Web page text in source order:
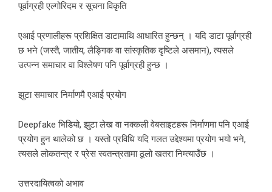
पूर्वाग्रही एल्गोरिदम र सूचना विकृति
एआई प्रणालीहरू प्रशिक्षित डाटामाथि आधारित हुन्छन् । यदि डाटा पूर्वाग्रही
छ भने (जस्तै, जातीय, लैङ्गिक वा सांस्कृतिक दृष्टिले असमान), त्यसले
उत्पन्न समाचार वा विश्लेषण पनि पूर्वाग्रही हुन्छ ।
झुटा समाचार निर्माणमै एआई प्रयोग
Deepfake भिडियो, झुटा लेख वा नक्कली वेबसाइटहरू निर्माणमा पनि एआई
प्रयोग हुन थालेको छ । यस्तो प्रविधि यदि गलत उद्देश्यमा प्रयोग भयो भने,
त्यसले लोकतन्त्र र प्रेस स्वतन्त्रतामा ठूलो खतरा निम्त्याउँछ ।
उत्तरदायित्वको अभाव